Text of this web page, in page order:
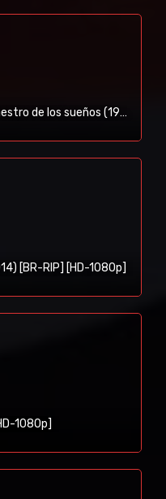
Pesadilla en Elm Street 4: El maestro de los sueños (1988) [BR-RIP] [HD-1080p]
[BR-RIP] [HD-1080p]
1080p]